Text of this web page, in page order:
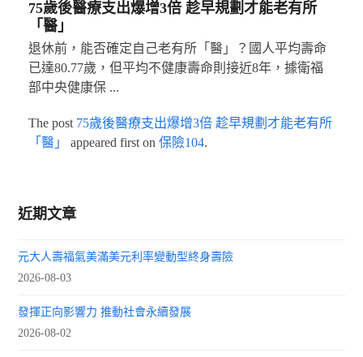
75歲後醫療支出爆增3倍 趁早規劃才能老有所
「醫」
退休前，能否確定自己老有所「醫」？國人平均壽命
已達80.77歲，但平均不健康壽命則接近8年，據衛福
部中央健康保 ...
The post 75歲後醫療支出爆增3倍 趁早規劃才能老有所
「醫」
appeared first on 保險104.
近期文章
元大人壽福氣美滿美元利率變動型終身壽險
2026-08-03
發揮正向影響力 推動社會永續發展
2026-08-02